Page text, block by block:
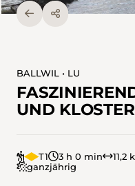
BALLWIL • LU
UND
T1 3 h 0 min 11,2
ganzjährig